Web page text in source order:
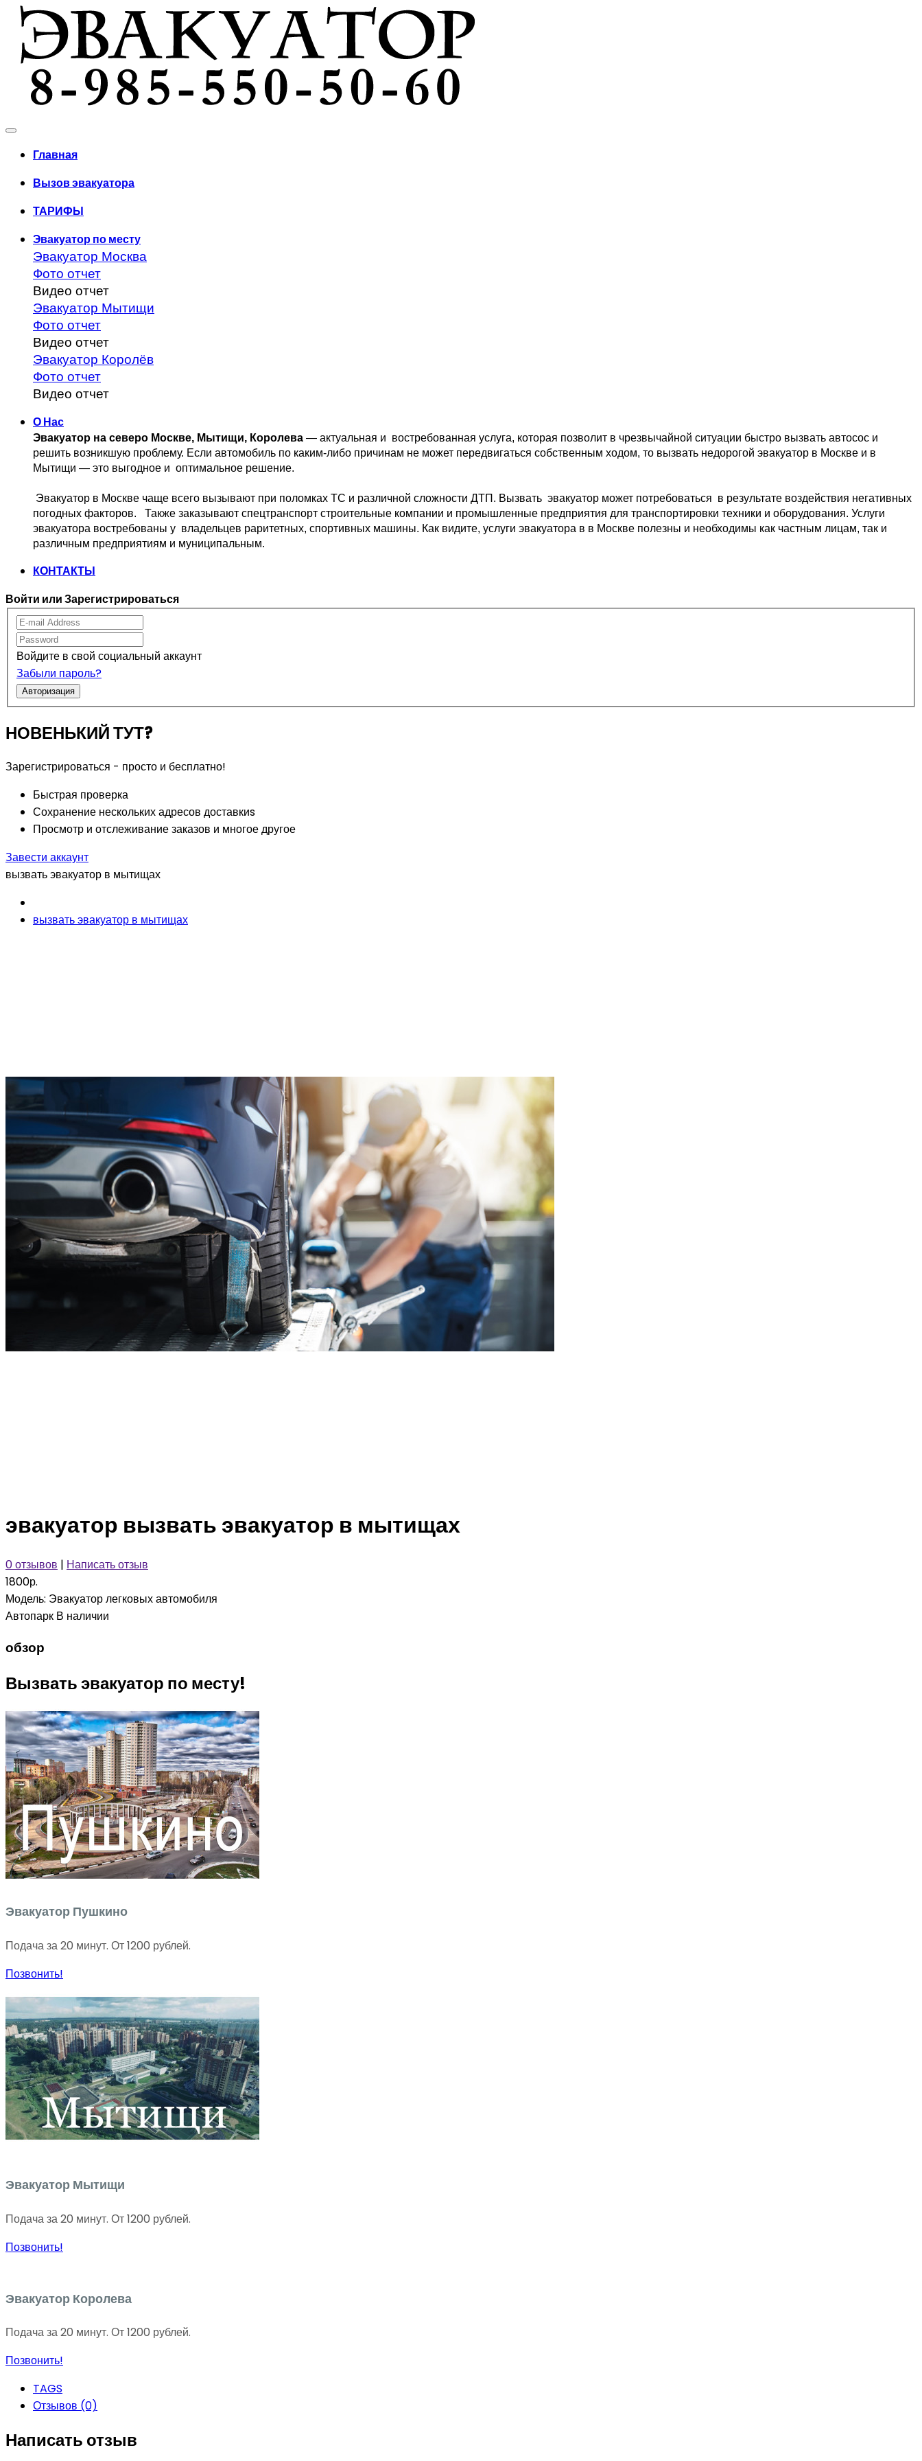
Главная
Вызов эвакуатора
ТАРИФЫ
Эвакуатор по месту
Эвакуатор Москва
Фото отчет
Видео отчет
Эвакуатор Мытищи
Фото отчет
Видео отчет
Эвакуатор Королёв
Фото отчет
Видео отчет
О Нас
Эвакуатор на северо Москве, Мытищи, Королева — актуальная и востребованная услуга, которая позволит в чрезвычайной ситуации быстро вызвать автосос и
решить возникшую проблему. Если автомобиль по каким-либо причинам не может передвигаться собственным ходом, то вызвать недорогой эвакуатор в Москве и в
Мытищи — это выгодное и оптимальное решение.
Эвакуатор в Москве чаще всего вызывают при поломках ТС и различной сложности ДТП. Вызвать  эвакуатор может потребоваться  в результате воздействия негативных
погодных факторов.   Также заказывают спецтранспорт строительные компании и промышленные предприятия для транспортировки техники и оборудования. Услуги
эвакуатора востребованы у  владельцев раритетных, спортивных машины. Как видите, услуги эвакуатора в в Москве полезны и необходимы как частным лицам, так и
различным предприятиям и муниципальным.
КОНТАКТЫ
Войти или Зарегистрироваться
Войдите в свой социальный аккаунт
Забыли пароль?
Авторизация
НОВЕНЬКИЙ ТУТ?
Зарегистрироваться - просто и бесплатно!
Быстрая проверка
Сохранение нескольких адресов доставкиs
Просмотр и отслеживание заказов и многое другое
Завести аккаунт
вызвать эвакуатор в мытищах
вызвать эвакуатор в мытищах
эвакуатор вызвать эвакуатор в мытищах
0 отзывов | Написать отзыв
1800р.
Модель: Эвакуатор легковых автомобиля
Автопарк В наличии
обзор
Вызвать эвакуатор по месту!
Эвакуатор Пушкино
Подача за 20 минут. От 1200 рублей.
Позвонить!
Эвакуатор Мытищи
Подача за 20 минут. От 1200 рублей.
Позвонить!
Эвакуатор Королева
Подача за 20 минут. От 1200 рублей.
Позвонить!
TAGS
Отзывов (0)
Написать отзыв